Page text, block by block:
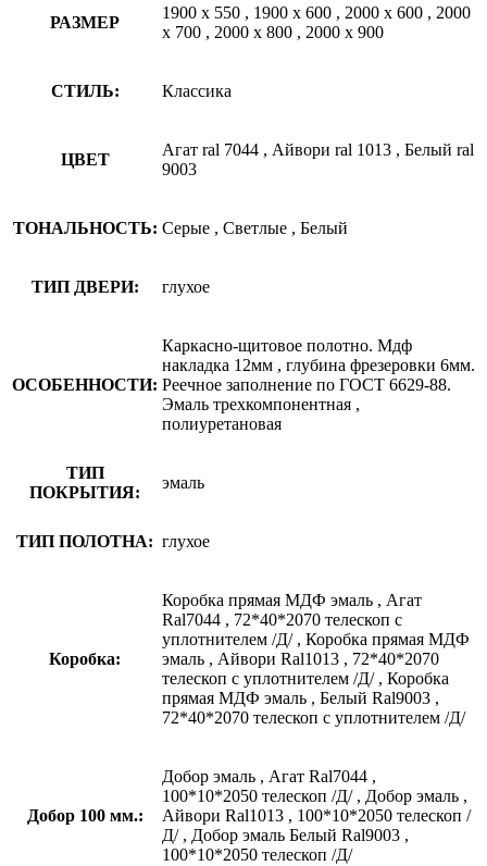
РАЗМЕР
1900 х 550 , 1900 х 600 , 2000 х 600 , 2000
х 700 , 2000 х 800 , 2000 х 900
СТИЛЬ: Классика
ЦВЕТ
Агат ral 7044 , Айвори ral 1013 , Белый ral
9003
ТОНАЛЬНОСТЬ: Серые , Светлые , Белый
ТИП ДВЕРИ: глухое
ОСОБЕННОСТИ:
Каркасно-щитовое полотно. Мдф
накладка 12мм , глубина фрезеровки 6мм.
Реечное заполнение по ГОСТ 6629-88.
Эмаль трехкомпонентная ,
полиуретановая
ТИП
ПОКРЫТИЯ:
эмаль
ТИП ПОЛОТНА: глухое
Коробка:
Коробка прямая МДФ эмаль , Агат
Ral7044 , 72*40*2070 телескоп с
уплотнителем /Д/ , Коробка прямая МДФ
эмаль , Айвори Ral1013 , 72*40*2070
телескоп с уплотнителем /Д/ , Коробка
прямая МДФ эмаль , Белый Ral9003 ,
72*40*2070 телескоп с уплотнителем /Д/
Добор 100 мм.:
Добор эмаль , Агат Ral7044 ,
100*10*2050 телескоп /Д/ , Добор эмаль ,
Айвори Ral1013 , 100*10*2050 телескоп /
Д/ , Добор эмаль Белый Ral9003 ,
100*10*2050 телескоп /Д/